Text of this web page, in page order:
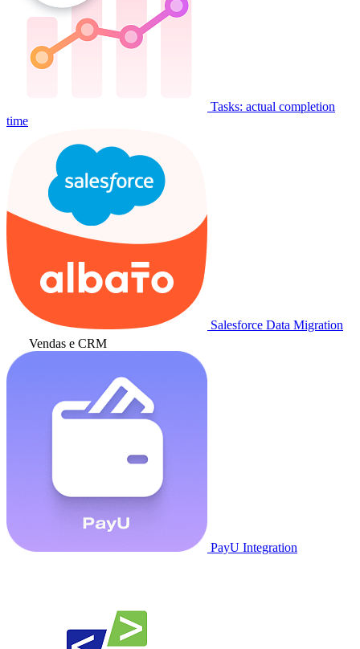
Tasks: actual completion
time
Salesforce Data Migration
Vendas e CRM
PayU Integration